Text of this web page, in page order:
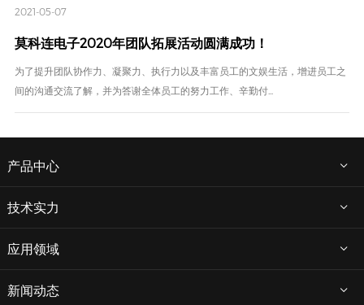
2021-05-07
莫科连电子2020年团队拓展活动圆满成功！
为了提升团队协作力、凝聚力、执行力以及丰富员工的文娱生活，增进员工之
间的沟通交流了解，并为答谢全体员工的努力工作、辛勤付...
产品中心
技术实力
应用领域
新闻动态